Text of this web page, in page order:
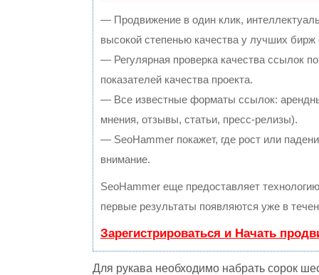
— Продвижение в один клик,
высокой степенью качества у лучших бирж
— Регулярная проверка качества ссылок
показателей качества проекта.
— Все известные форматы ссылок:
мнения, отзывы, статьи, пресс-релизы).
— SeoHammer покажет, где рост или
внимание.
SeoHammer еще предоставляет
первые результаты появляются уже в
Зарегистрироваться и Начать
Для рукава необходимо набрать сорок